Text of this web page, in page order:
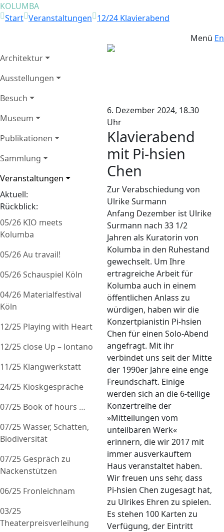
KOLUMBA
Start Veranstaltungen 12/24 Klavierabend
Menü En
Architektur
Ausstellungen
Besuch
Museum
Publikationen
Sammlung
Veranstaltungen
Aktuell:
Rückblick:
05/26 KIO meets
Kolumba
05/26 Au travail!
05/26 Schauspiel Köln
04/26 Materialfestival
Köln
12/25 Playing with Heart
12/25 close Up – lontano
11/25 Klangwerkstatt
24/25 Kioskgespräche
07/25 Book of hours …
07/25 Wasser, Schatten,
Biodiversität
07/25 Gespräch zu
Nackenstützen
06/25 Fronleichnam
03/25
Theaterpreisverleihung
6. Dezember 2024, 18.30
Uhr
Klavierabend
mit Pi-hsien
Chen
Zur Verabschiedung von
Ulrike Surmann
Anfang Dezember ist Ulrike
Surmann nach 33 1/2
Jahren als Kuratorin von
Kolumba in den Ruhestand
gewechselt. Um Ihre
ertragreiche Arbeit für
Kolumba auch in einem
öffentlichen Anlass zu
würdigen, haben wir die
Konzertpianistin Pi-hsien
Chen für einen Solo-Abend
angefragt. Mit ihr
verbindet uns seit der Mitte
der 1990er Jahre eine enge
Freundschaft. Einige
werden sich an die 6-teilige
Konzertreihe der
»Mitteilungen vom
unteilbaren Werk«
erinnern, die wir 2017 mit
immer ausverkauftem
Haus veranstaltet haben.
Wir freuen uns sehr, dass
Pi-hsien Chen zugesagt hat,
zu Ulrikes Ehren zu spielen.
Es stehen 100 Karten zu
Verfügung, der Eintritt